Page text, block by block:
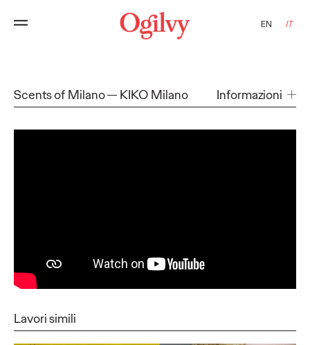
EN IT
Scents of Milano KIKO Milano Informazioni
Lavori simili